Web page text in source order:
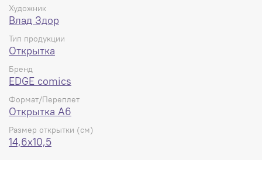
Художник
Влад Здор
Тип продукции
Открытка
Бренд
EDGE comics
Формат/Переплет
Открытка А6
Размер открытки (см)
14,6x10,5